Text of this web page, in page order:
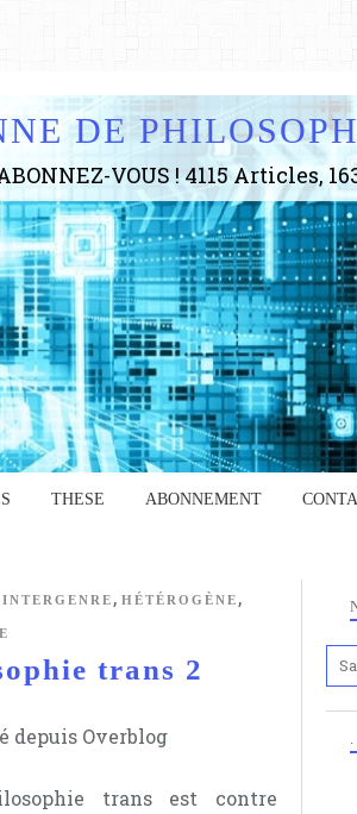
DE
THESE ABONNEMENT
INTERGENRE , HÉTÉROGÈNE ,
trans 2
depuis Overblog
trans est contre